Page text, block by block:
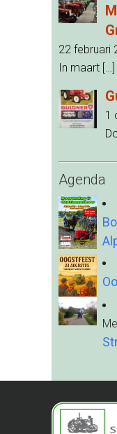
22 februari
In maart […]
1
Agenda